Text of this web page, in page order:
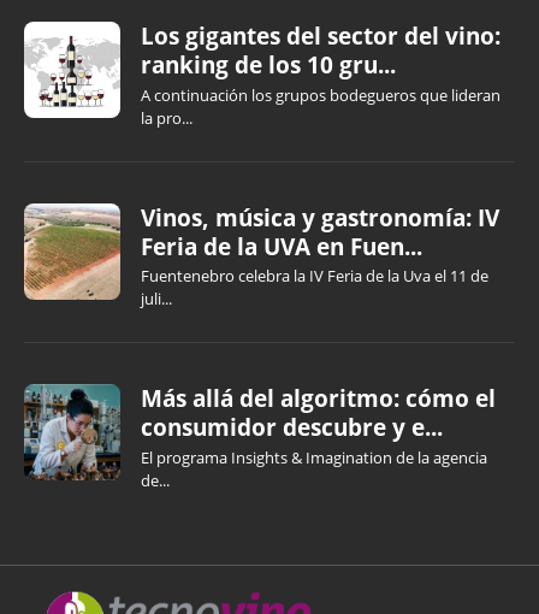
Los gigantes del sector del vino:
ranking de los 10 gru...
A continuación los grupos bodegueros que lideran
la pro...
Vinos, música y gastronomía: IV
Feria de la UVA en Fuen...
Fuentenebro celebra la IV Feria de la Uva el 11 de
juli...
Más allá del algoritmo: cómo el
consumidor descubre y e...
El programa Insights & Imagination de la agencia
de...